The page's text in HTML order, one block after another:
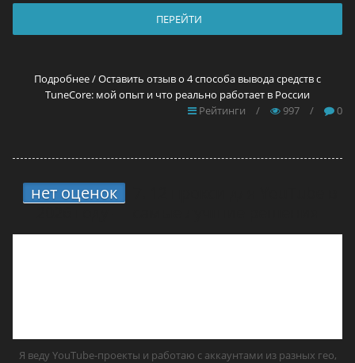
ПЕРЕЙТИ
Подробнее / Оставить отзыв о 4 способа вывода средств с
TuneCore: мой опыт и что реально работает в России
Рейтинги
/ 997 / 0
нет оценок
Я веду YouTube-проекты и работаю с аккаунтами из разных гео,